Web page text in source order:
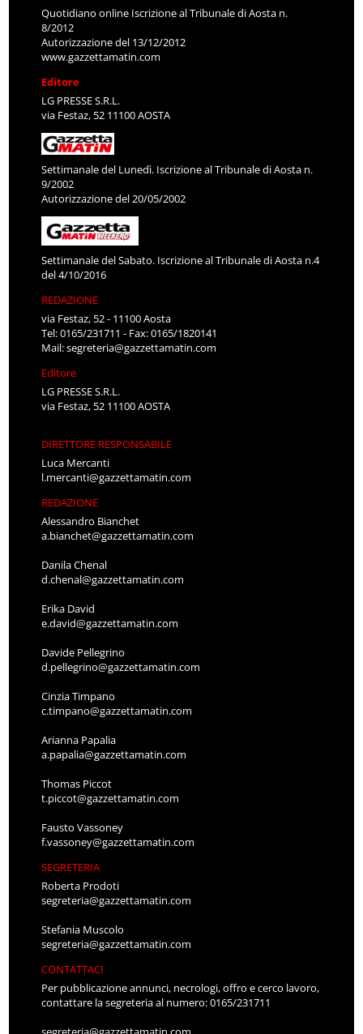
Quotidiano online Iscrizione al Tribunale di Aosta n.
8/2012
Autorizzazione del 13/12/2012
www.gazzettamatin.com
Editore
LG PRESSE S.R.L.
via Festaz, 52 11100 AOSTA
Settimanale del Lunedì. Iscrizione al Tribunale di Aosta n.
9/2002
Autorizzazione del 20/05/2002
Settimanale del Sabato. Iscrizione al Tribunale di Aosta n.4
del 4/10/2016
REDAZIONE
via Festaz, 52 - 11100 Aosta
Tel: 0165/231711 - Fax: 0165/1820141
Mail:segreteria@gazzettamatin.com
Editore
LG PRESSE S.R.L.
via Festaz, 52 11100 AOSTA
DIRETTORE RESPONSABILE
Luca Mercanti
l.mercanti@gazzettamatin.com
REDAZIONE
Alessandro Bianchet
a.bianchet@gazzettamatin.com
Danila Chenal
d.chenal@gazzettamatin.com
Erika David
e.david@gazzettamatin.com
Davide Pellegrino
d.pellegrino@gazzettamatin.com
Cinzia Timpano
c.timpano@gazzettamatin.com
Arianna Papalia
a.papalia@gazzettamatin.com
Thomas Piccot
t.piccot@gazzettamatin.com
Fausto Vassoney
f.vassoney@gazzettamatin.com
SEGRETERIA
Roberta Prodoti
segreteria@gazzettamatin.com
Stefania Muscolo
segreteria@gazzettamatin.com
CONTATTACI
Per pubblicazione annunci, necrologi, offro e cerco lavoro,
contattare la segreteria al numero: 0165/231711